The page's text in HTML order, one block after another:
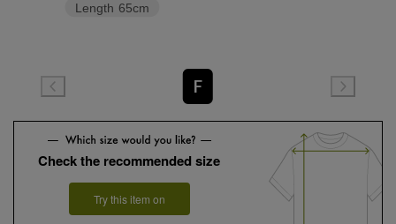
Length 65cm
F
Check the recommended size
Try this item on